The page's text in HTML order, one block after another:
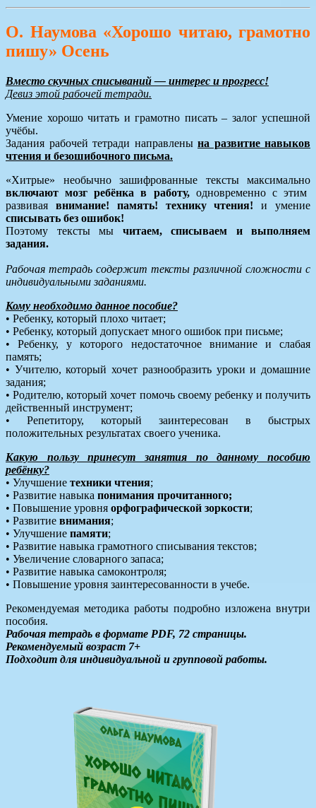
О. Наумова «Хорошо читаю, грамотно
пишу» Осень
Вместо скучных списываний — интерес и прогресс!
Девиз этой рабочей тетради.
Умение хорошо читать и грамотно писать – залог успешной
учёбы.
Задания рабочей тетради направлены на развитие навыков
чтения и безошибочного письма.
«Хитрые» необычно зашифрованные тексты максимально
включают мозг ребёнка в работу, одновременно с этим
развивая внимание! память! технику чтения!и умение
списывать без ошибок!
Поэтому тексты мы читаем, списываем и выполняем
задания.
Рабочая тетрадь содержит тексты различной сложности с
индивидуальными заданиями.
Кому необходимо данное пособие?
• Ребенку, который плохо читает;
• Ребенку, который допускает много ошибок при письме;
• Ребенку, у которого недостаточное внимание и слабая
память;
• Учителю, который хочет разнообразить уроки и домашние
задания;
• Родителю, который хочет помочь своему ребенку и получить
действенный инструмент;
• Репетитору, который заинтересован в быстрых
положительных результатах своего ученика.
Какую пользу принесут занятия по данному пособию
ребёнку?
• Улучшение техники чтения;
• Развитие навыка понимания прочитанного;
• Повышение уровня орфографической зоркости;
• Развитие внимания;
• Улучшение памяти;
• Развитие навыка грамотного списывания текстов;
• Увеличение словарного запаса;
• Развитие навыка самоконтроля;
• Повышение уровня заинтересованности в учебе.
Рекомендуемая методика работы подробно изложена внутри
пособия.
Рабочая тетрадь в формате PDF, 72 страницы.
Рекомендуемый возраст 7+
Подходит для индивидуальной и групповой работы.